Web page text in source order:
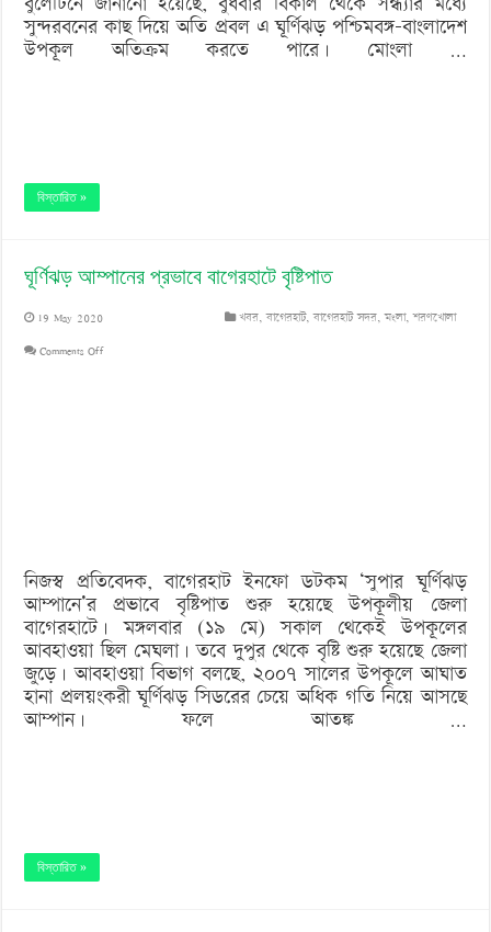
সুন্দরবনের কাছ দিয়ে অতি প্রবল এ ঘূর্ণিঝড় পশ্চিমবঙ্গ-বাংলাদেশ
উপকূল অতিক্রম করতে পারে। মোংলা …
বিস্তারিত »
ঘূর্ণিঝড় আম্পানের প্রভাবে বাগেরহাটে বৃষ্টিপাত
19 May 2020 খবর,বাগেরহাট,বাগেরহাট সদর,মংলা,শরণখোলা
Comments Offon
নিজস্ব প্রতিবেদক, বাগেরহাট ইনফো ডটকম ‘সুপার ঘূর্ণিঝড়
আম্পানে’র প্রভাবে বৃষ্টিপাত শুরু হয়েছে উপকূলীয় জেলা
বাগেরহাটে। মঙ্গলবার (১৯ মে) সকাল থেকেই উপকূলের
আবহাওয়া ছিল মেঘলা। তবে দুপুর থেকে বৃষ্টি শুরু হয়েছে জেলা
জুড়ে। আবহাওয়া বিভাগ বলছে, ২০০৭ সালের উপকূলে আঘাত
হানা প্রলয়ংকরী ঘূর্ণিঝড় সিডরের চেয়ে অধিক গতি নিয়ে আসছে
আম্পান। ফলে আতঙ্ক …
বিস্তারিত »